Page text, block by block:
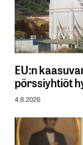
EU:n
pörssiyhtiöt
4.8.2026